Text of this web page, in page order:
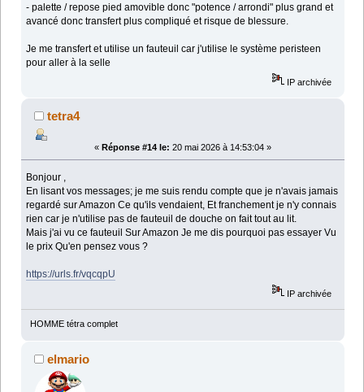
- palette / repose pied amovible donc "potence / arrondi" plus grand et
avancé donc transfert plus compliqué et risque de blessure.
Je me transfert et utilise un fauteuil car j'utilise le système peristeen
pour aller à la selle
IP archivée
tetra4
« Réponse #14 le: 20 mai 2026 à 14:53:04 »
Bonjour ,
En lisant vos messages; je me suis rendu compte que je n'avais jamais
regardé sur Amazon Ce qu'ils vendaient, Et franchement je n'y connais
rien car je n'utilise pas de fauteuil de douche on fait tout au lit.
Mais j'ai vu ce fauteuil Sur Amazon Je me dis pourquoi pas essayer Vu
le prix Qu'en pensez vous ?
https://urls.fr/vqcqpU
IP archivée
HOMME tétra complet
elmario